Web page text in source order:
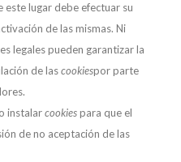
este lugar debe efectuar su
de las mismas. Ni
legales pueden garantizar la
de lascookiespor parte
instalarcookiespara que el
de no aceptación de las